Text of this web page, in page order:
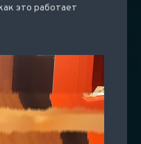
это работает